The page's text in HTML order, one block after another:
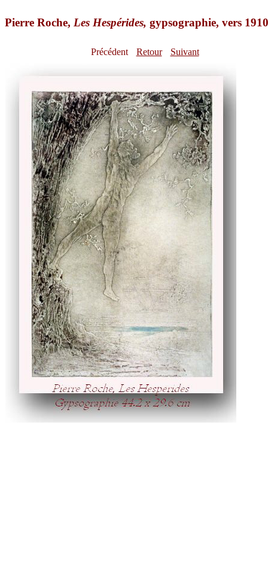
Pierre Roche, Les Hespérides, gypsographie, vers 1910
Précédent Retour Suivant